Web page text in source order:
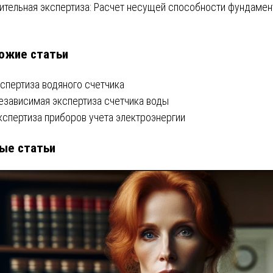
экспертиза: Расчет несущей способности
статьи
водяного счетчика
экспертиза счетчика воды
приборов учета электроэнергии
статьи